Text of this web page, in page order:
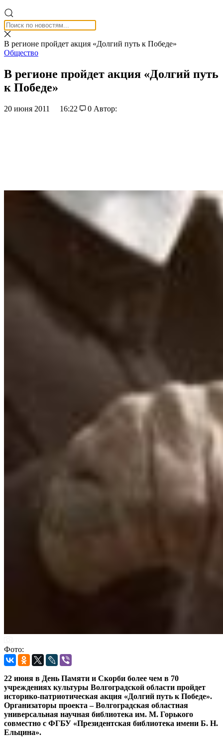
В регионе пройдет акция «Долгий путь к Победе»
Общество
В регионе пройдет акция «Долгий путь
к Победе»
20 июня 2011 16:22 0 Автор:
Фото:
22 июня в День Памяти и Скорби более чем в 70
учреждениях культуры Волгоградской области пройдет
историко-патриотическая акция «Долгий путь к Победе».
Организаторы проекта – Волгоградская областная
универсальная научная библиотека им. М. Горького
совместно с ФГБУ «Президентская библиотека имени Б. Н.
Ельцина».